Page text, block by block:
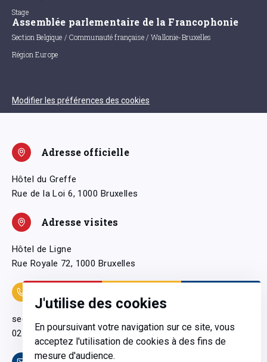
J'utilise des cookies
En poursuivant votre navigation sur ce site, vous
acceptez l'utilisation de cookies à des fins de
mesure d'audience.
Stage
Assemblée parlementaire de la Francophonie
Section Belgique / Communauté française / Wallonie-Bruxelles
Région Europe
Modifier les préférences des cookies
Adresse officielle
Hôtel du Greffe
Rue de la Loi 6, 1000 Bruxelles
Adresse visites
Hôtel de Ligne
Rue Royale 72, 1000 Bruxelles
secretariatgeneral@pfwb.be
02 506 38 11